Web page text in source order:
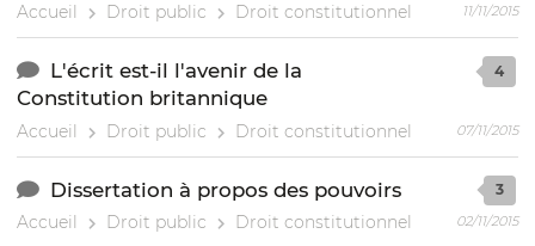
Accueil Droit public Droit constitutionnel 11/11/2015
L'écrit est-il l'avenir de la
Constitution britannique
Accueil Droit public Droit constitutionnel
4
07/11/2015
Dissertation à propos des pouvoirs
Accueil Droit public Droit constitutionnel
3
02/11/2015